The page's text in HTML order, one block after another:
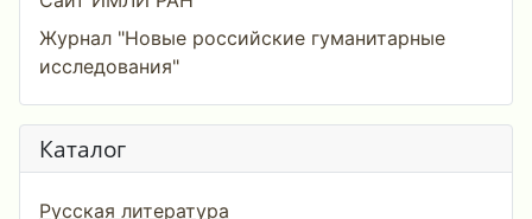
Журнал "Новые российские гуманитарные
исследования"
Каталог
Русская литература